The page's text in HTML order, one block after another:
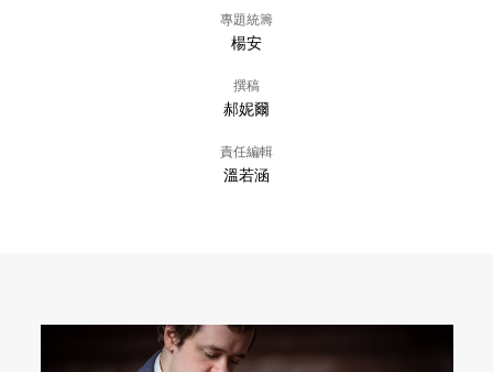
專題統籌
楊安
撰稿
郝妮爾
責任編輯
溫若涵